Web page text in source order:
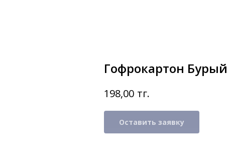
Гофрокартон Бурый
198,00 тг.
Оставить заявку